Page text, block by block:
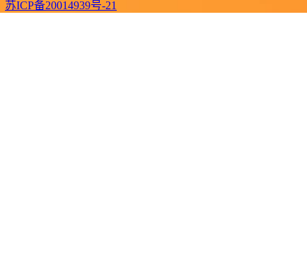
苏ICP备20014939号-21